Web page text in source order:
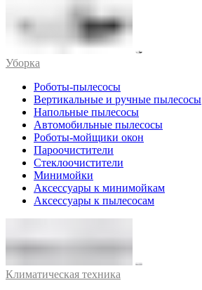
Уборка
Роботы-пылесосы
Вертикальные и ручные пылесосы
Напольные пылесосы
Автомобильные пылесосы
Роботы-мойщики окон
Пароочистители
Стеклоочистители
Минимойки
Аксессуары к минимойкам
Аксессуары к пылесосам
Климатическая техника